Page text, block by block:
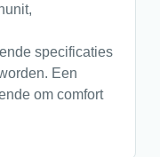
specificaties
Een
om comfort